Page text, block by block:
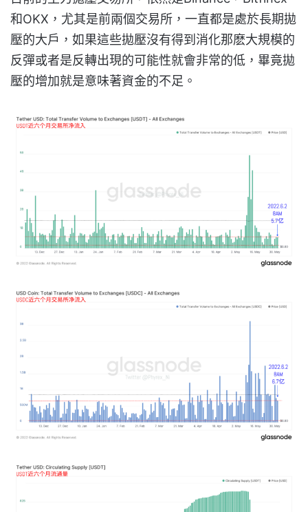
和OKX，尤其是前兩個交易所，一直都是處於長期拋
壓的大戶，如果這些拋壓沒有得到消化那麽大規模的
反彈或者是反轉出現的可能性就會非常的低，畢竟拋
壓的增加就是意味著資金的不足。